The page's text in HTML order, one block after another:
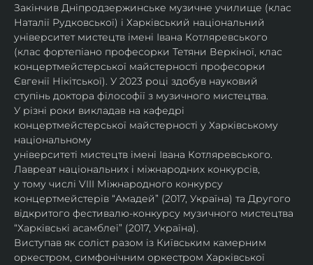
Закінчив Дніпродзержинське музичне училище (клас
Наталії Рудковської) і Харківський національний
університет мистецтв імені Івана Котляревського
(клас фортепіано професорки Тетяни Веркіної, клас
концертмейстерської майстерності професорки
Євгенії Нікітської). У 2023 році здобув науковий
ступінь доктора філософії з музичного мистецтва.
У різні роки викладав на кафедрі
концертмейстерської майстерності у Харківському
національному
університеті мистецтв імені Івана Котляревського.
Лавреат національних і міжнародних конкурсів,
у тому числі VIII Міжнародного конкурсу
концертмейстерів “Амадей” (2017, Україна) та Другого
відкритого фестивалю-конкурсу музичного мистецтва
“Харківські асамблеї” (2017, Україна).
Виступав як соліст разом із Київським камерним
оркестром, симфонічним оркестром Харківської